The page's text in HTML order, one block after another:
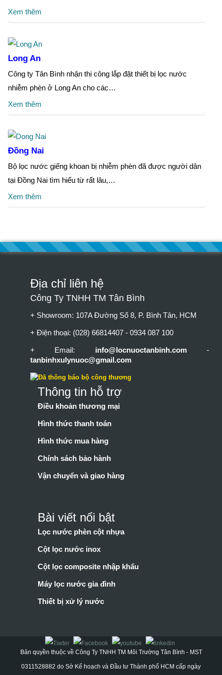
Xem thêm
Long An
Công ty Tân Bình nhận thi công lắp đặt thiết bị lọc nước
nhiễm phèn ở Long An cho các…
Xem thêm
Đồng Nai
Bộ lọc nước giếng khoan bị nhiễm phèn đã được người dân
tại Đồng Nai tìm hiểu từ rất lâu,…
Xem thêm
Địa chỉ liên hệ
Công Ty TNHH TM Tân Bình
+ Showroom: 107A Đường Số 8, P. Bình Tân, HCM
+ Điện thoại: (028) 66814407 - 0934 087 100
+ Email: info@locnuoctanbinh.com -
tanbinhxulynuoc@gmail.com
Thông tin hỗ trợ
Điều khoản thương mại
Hình thức thanh toán
Hình thức mua hàng
Chính sách bảo hành
Vận chuyển và giao hàng
Bài viết nổi bật
Lọc nước phèn cột nhựa
Cột lọc nước inox
Cột lọc composite nhập khẩu
Máy lọc nước gia đình
Thiết bị xử lý nước
Bản quyền thuộc về Công Ty TNHH TM Môi Trường Tân Bình - MST
0311528882 do Sở Kế hoạch và Đầu tư Thành phố HCM cấp ngày